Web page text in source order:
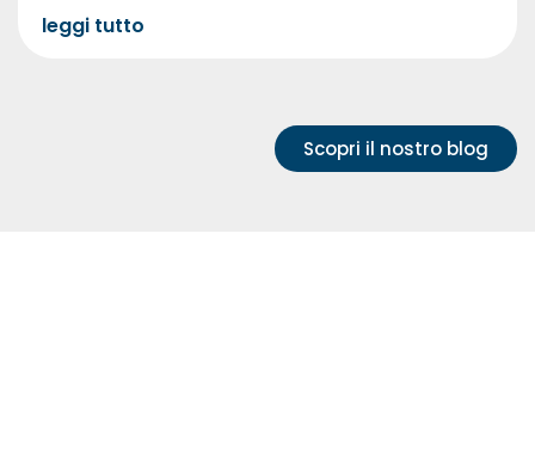
leggi tutto
Scopri il nostro blog